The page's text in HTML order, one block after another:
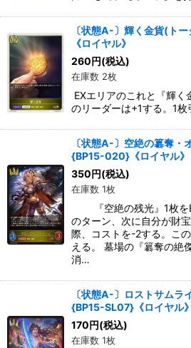
〔状態A-〕輝く金貨(ト
《ロイヤル》
260円(税込)
在庫数 2枚
EXエリアのこれと『輝
のリーダーは+1する。1枚
〔状態A-〕空絶の簒奪・
{BP15-020}《ロイヤル》
350円(税込)
在庫数 1枚
『空絶の残光』1枚を
のターン、次に自分が財
際、コストを-2する。こ
える。 墓場の『簒奪の絶
消…
〔状態A-〕ロストサムラ
{BP15-SL07}《ロイヤル》
170円(税込)
在庫数 1枚